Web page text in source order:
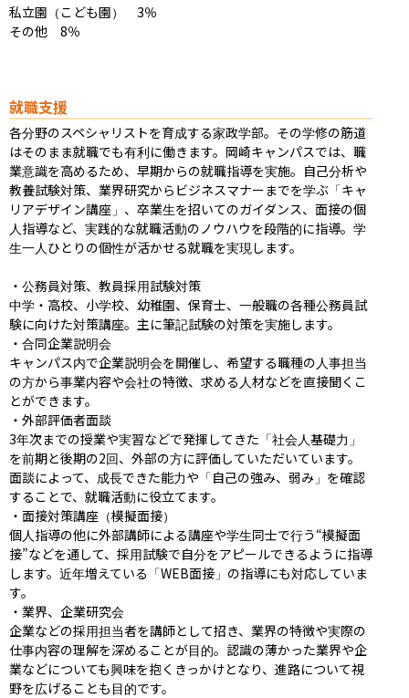
私立園（こども園）　3％
その他　8％
就職支援
各分野のスペシャリストを育成する家政学部。その学修の筋道
はそのまま就職でも有利に働きます。岡崎キャンパスでは、職
業意識を高めるため、早期からの就職指導を実施。自己分析や
教養試験対策、業界研究からビジネスマナーまでを学ぶ「キャ
リアデザイン講座」、卒業生を招いてのガイダンス、面接の個
人指導など、実践的な就職活動のノウハウを段階的に指導。学
生一人ひとりの個性が活かせる就職を実現します。
・公務員対策、教員採用試験対策
中学・高校、小学校、幼稚園、保育士、一般職の各種公務員試
験に向けた対策講座。主に筆記試験の対策を実施します。
・合同企業説明会
キャンパス内で企業説明会を開催し、希望する職種の人事担当
の方から事業内容や会社の特徴、求める人材などを直接聞くこ
とができます。
・外部評価者面談
3年次までの授業や実習などで発揮してきた「社会人基礎力」
を前期と後期の2回、外部の方に評価していただいています。
面談によって、成長できた能力や「自己の強み、弱み」を確認
することで、就職活動に役立てます。
・面接対策講座（模擬面接）
個人指導の他に外部講師による講座や学生同士で行う“模擬面
接”などを通して、採用試験で自分をアピールできるように指導
します。近年増えている「WEB面接」の指導にも対応していま
す。
・業界、企業研究会
企業などの採用担当者を講師として招き、業界の特徴や実際の
仕事内容の理解を深めることが目的。認識の薄かった業界や企
業などについても興味を抱くきっかけとなり、進路について視
野を広げることも目的です。